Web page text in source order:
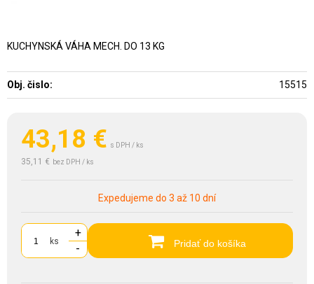
43,18 € s DPH / ks
35,11 € bez DPH / ks
Expedujeme do 3 až 10 dní
ks
+
-
Pridať do košíka
KUCHYNSKÁ VÁHA MECH. DO 13 KG
Obj. čislo: 15515